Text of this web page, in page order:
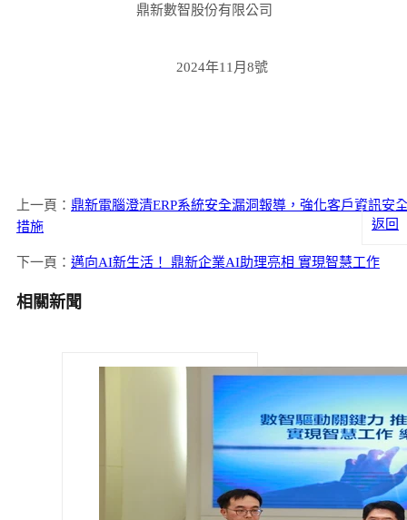
鼎新數智股份有限公司
2024年11月8號
上一頁： 鼎新電腦澄清ERP系統安全漏洞報導，強化客戶資訊安
措施
下一頁： 邁向AI新生活！ 鼎新企業AI助理亮相 實現智慧工作
返回
相關新聞